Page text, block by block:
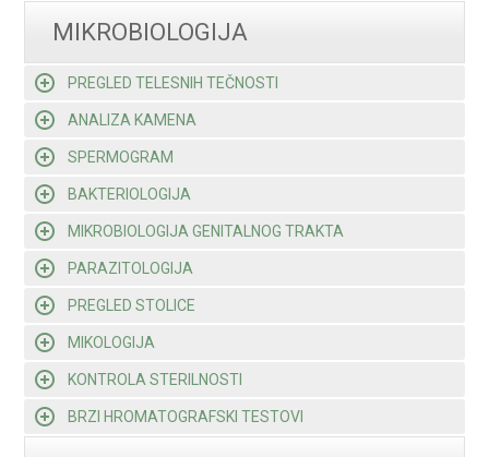
MIKROBIOLOGIJA
PREGLED TELESNIH TEČNOSTI
ANALIZA KAMENA
SPERMOGRAM
BAKTERIOLOGIJA
MIKROBIOLOGIJA GENITALNOG TRAKTA
PARAZITOLOGIJA
PREGLED STOLICE
MIKOLOGIJA
KONTROLA STERILNOSTI
BRZI HROMATOGRAFSKI TESTOVI